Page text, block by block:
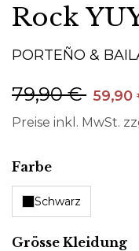
Rock
PORTEÑO &
79,90 € 59,90
Preise inkl. MwSt.
Farbeauswählen
Schwarz
Grösse Kleidung